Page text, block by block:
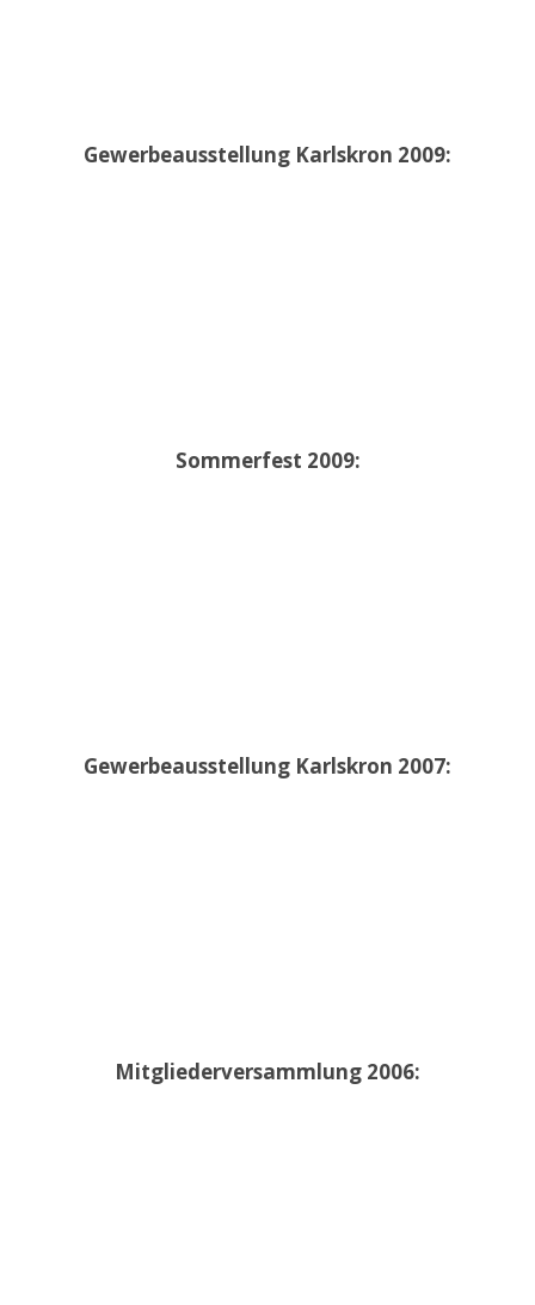
Gewerbeausstellung Karlskron 2009:
Sommerfest 2009:
Gewerbeausstellung Karlskron 2007:
Mitgliederversammlung 2006: